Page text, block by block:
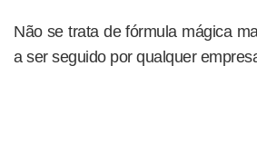
Não se trata de fórmula mágica
a ser seguido por qualquer